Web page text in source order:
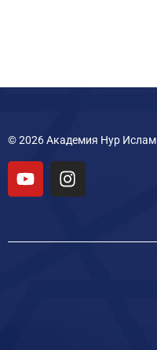
© 2026 Академия Нур Ислам